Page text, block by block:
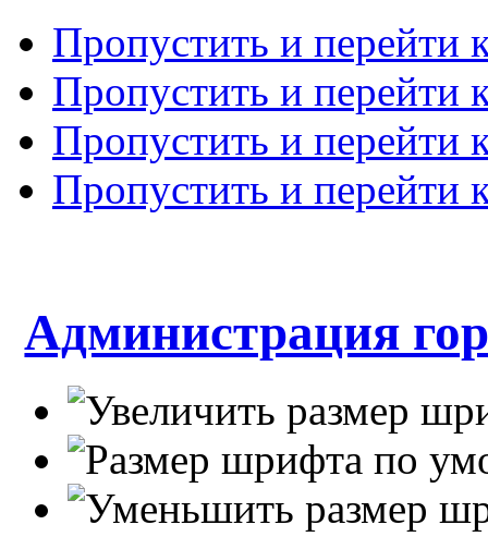
Пропустить и перейти
Пропустить и перейти
Пропустить и перейти
Пропустить и перейти
Администрация